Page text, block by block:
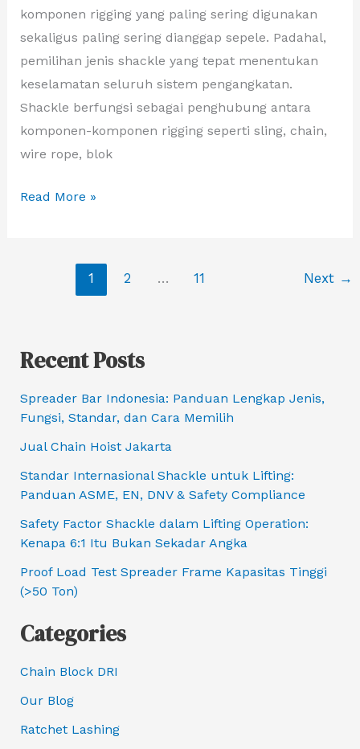
komponen rigging yang paling sering digunakan
sekaligus paling sering dianggap sepele. Padahal,
pemilihan jenis shackle yang tepat menentukan
keselamatan seluruh sistem pengangkatan.
Shackle berfungsi sebagai penghubung antara
komponen-komponen rigging seperti sling, chain,
wire rope, blok
Read More »
1 2 … 11 Next →
Recent Posts
Spreader Bar Indonesia: Panduan Lengkap Jenis,
Fungsi, Standar, dan Cara Memilih
Jual Chain Hoist Jakarta
Standar Internasional Shackle untuk Lifting:
Panduan ASME, EN, DNV & Safety Compliance
Safety Factor Shackle dalam Lifting Operation:
Kenapa 6:1 Itu Bukan Sekadar Angka
Proof Load Test Spreader Frame Kapasitas Tinggi
(>50 Ton)
Categories
Chain Block DRI
Our Blog
Ratchet Lashing